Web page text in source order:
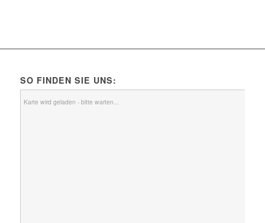
SO FINDEN SIE UNS:
Karte wird geladen - bitte warten...